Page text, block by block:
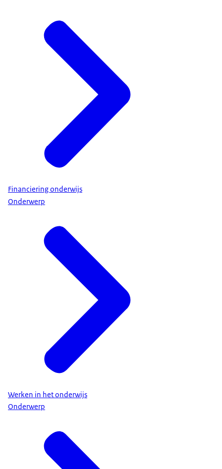
Financiering onderwijs
Onderwerp
Werken in het onderwijs
Onderwerp